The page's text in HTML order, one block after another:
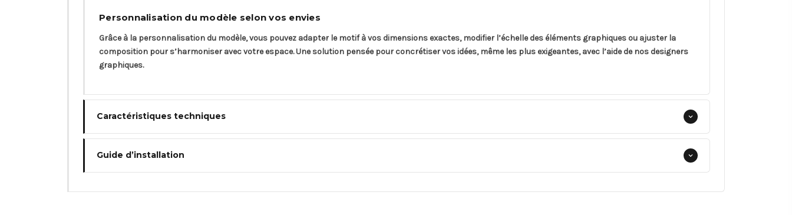
Personnalisation du modèle selon vos envies
Grâce à la personnalisation du modèle, vous pouvez adapter le motif à vos dimensions exactes, modifier l’échelle des éléments graphiques ou ajuster la
composition pour s’harmoniser avec votre espace. Une solution pensée pour concrétiser vos idées, même les plus exigeantes, avec l’aide de nos designers
graphiques.
Caractéristiques techniques
Guide d’installation